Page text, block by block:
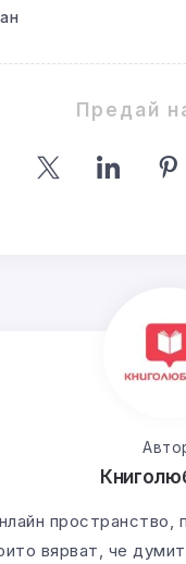
Предай
пространство,
вярват, че